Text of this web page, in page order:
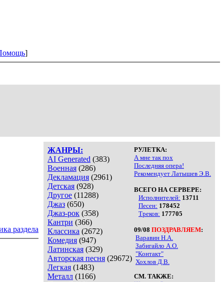
]
ЖАНРЫ:
AI Generated (383)
Военная (286)
Декламация (2961)
Детская (928)
Другое (11288)
Джаз (650)
Джаз-рок (358)
Кантри (366)
Классика (2672)
Комедия (947)
Латинская (329)
Авторская песня (29672)
Легкая (1483)
Металл (1166)
РУЛЕТКА:
А мне так пох
Последняя опера!
Рекомендует Латышев Э.В.
ВСЕГО НА СЕРВЕРЕ:
Исполнителей: 13711
Песен: 178452
Треков: 177705
09/08 ПОЗДРАВЛЯЕМ:
Варавин Н.А.
Забигайло А.О.
"Контакт"
Хохлов Д.В.
СМ. ТАКЖЕ:
раздела